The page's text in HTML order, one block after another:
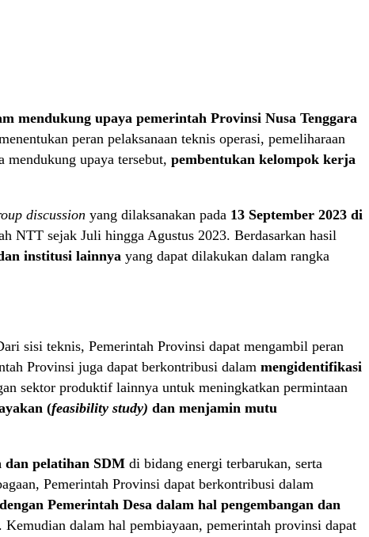
mendukung upaya pemerintah Provinsi Nusa Tenggara
peran pelaksanaan teknis operasi, pemeliharaan
upaya tersebut, pembentukan kelompok kerja
discussion yang dilaksanakan pada 13 September 2023 di
NTT sejak Juli hingga Agustus 2023. Berdasarkan hasil
institusi lainnya yang dapat dilakukan dalam rangka
sisi teknis, Pemerintah Provinsi dapat mengambil peran
Provinsi juga dapat berkontribusi dalam mengidentifikasi
sektor produktif lainnya untuk meningkatkan permintaan
(feasibility study) dan menjamin mutu
dan pelatihan SDM di bidang energi terbarukan, serta
Pemerintah Provinsi dapat berkontribusi dalam
Pemerintah Desa dalam hal pengembangan dan
dalam hal pembiayaan, pemerintah provinsi dapat